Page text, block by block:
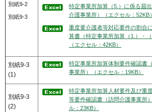
別紙9-2
別紙9-3
特定事業所加算（5.）に係る届
介護事業所）（エクセル：52KB）
重度要介護者等対応要件の割合
算書（特定事業所加算（1.）・（
（エクセル：42KB）
別紙9-3
(1)
特定事業所加算体制要件確認書
事業所）（エクセル：19KB）
別紙9-3
(2)
特定事業所加算人材要件及び重
等要件確認書（訪問介護事業所
ル：23KB）